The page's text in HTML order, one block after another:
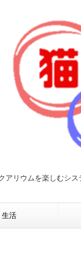
リウムを楽しむシ
生活